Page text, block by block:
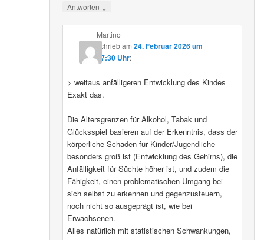
Antworten ↓
Martino
schriebam 24. Februar 2026 um
07:30 Uhr:
> weitaus anfälligeren Entwicklung des Kindes
Exakt das.
Die Altersgrenzen für Alkohol, Tabak und
Glücksspiel basieren auf der Erkenntnis, dass der
körperliche Schaden für Kinder/Jugendliche
besonders groß ist (Entwicklung des Gehirns), die
Anfälligkeit für Süchte höher ist, und zudem die
Fähigkeit, einen problematischen Umgang bei
sich selbst zu erkennen und gegenzusteuern,
noch nicht so ausgeprägt ist, wie bei
Erwachsenen.
Alles natürlich mit statistischen Schwankungen,